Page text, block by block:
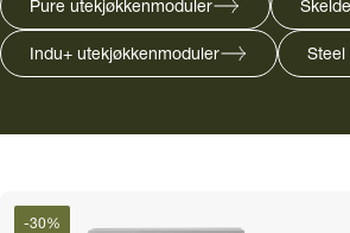
Pure utekjøkkenmoduler
Indu+ utekjøkkenmoduler Steel
-30%